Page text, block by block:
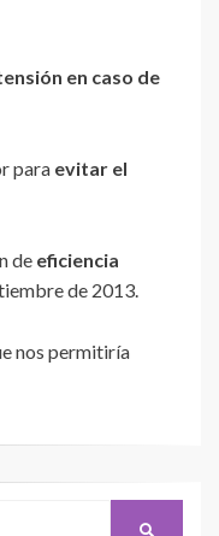
en caso de
para evitar el
de eficiencia
de 2013.
nos permitiría